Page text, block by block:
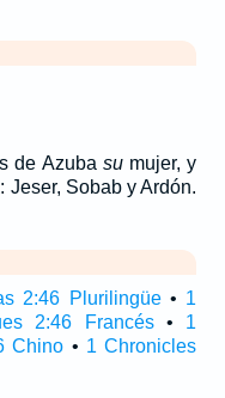
de Azuba sumujer, y
Sobab y Ardón.
2:46 Plurilingüe• 1
2:46 Francés• 1
Chino • 1 Chronicles